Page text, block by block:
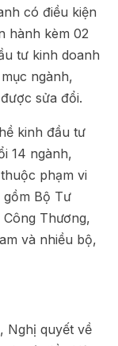
có điều kiện
hành kèm 02
tư kinh doanh
ngành,
sửa đổi.
kinh đầu tư
14 ngành,
phạm vi
gồm Bộ Tư
Thương,
và nhiều bộ,
Nghị quyết về